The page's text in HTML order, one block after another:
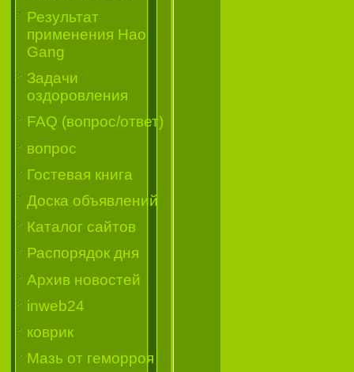
Результат
применения Hao
Gang
Задачи
оздоровления
FAQ (вопрос/ответ)
вопрос
Гостевая книга
Доска объявлений
Каталог сайтов
Распорядок дня
Архив новостей
inweb24
коврик
Мазь от геморроя